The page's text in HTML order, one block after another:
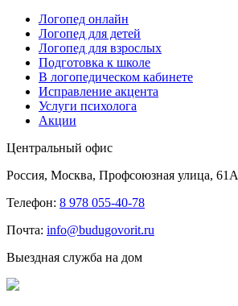
Логопед онлайн
Логопед для детей
Логопед для взрослых
Подготовка к школе
В логопедическом кабинете
Исправление акцента
Услуги психолога
Акции
Центральный офис
Россия, Москва, Профсоюзная улица, 61А
Телефон: 8 978 055-40-78
Почта: info@budugovorit.ru
Выездная служба на дом